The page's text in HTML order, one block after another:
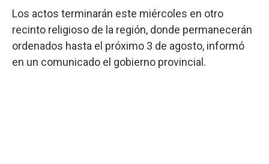
Los actos terminarán este miércoles en otro
recinto religioso de la región, donde permanecerán
ordenados hasta el próximo 3 de agosto, informó
en un comunicado el gobierno provincial.